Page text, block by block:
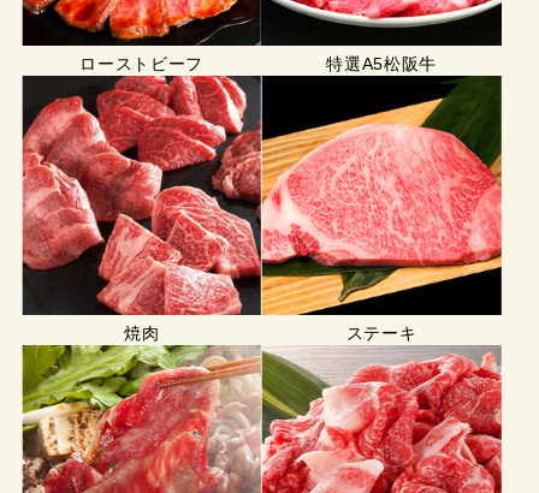
ローストビーフ 特選A5松阪牛
焼肉 ステーキ